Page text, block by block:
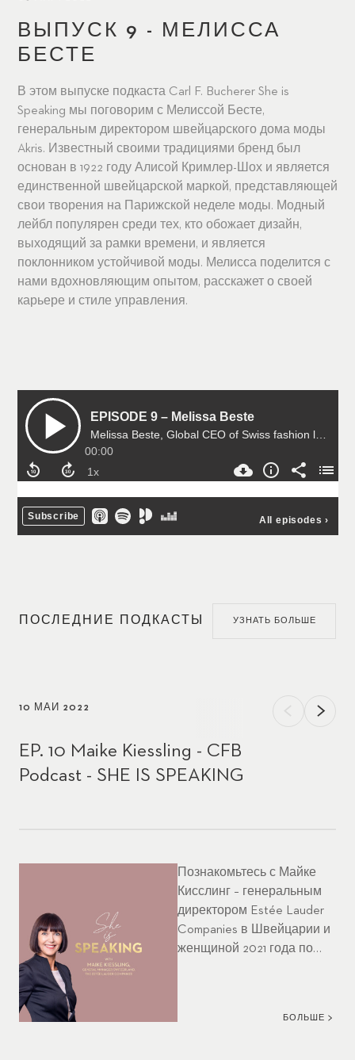
ВЫПУСК 9 - МЕЛИССА
БЕСТЕ
В этом выпуске подкаста Carl F. Bucherer She is
Speaking мы поговорим с Мелиссой Бесте,
генеральным директором швейцарского дома моды
Akris. Известный своими традициями бренд был
основан в 1922 году Алисой Кримлер-Шох и является
единственной швейцарской маркой, представляющей
свои творения на Парижской неделе моды. Модный
лейбл популярен среди тех, кто обожает дизайн,
выходящий за рамки времени, и является
поклонником устойчивой моды. Мелисса поделится с
нами вдохновляющим опытом, расскажет о своей
карьере и стиле управления.
ПОСЛЕДНИЕ ПОДКАСТЫ УЗНАТЬ БОЛЬШЕ
10 МАЙ 2022
EP. 10 Maike Kiessling - CFB
Podcast - SHE IS SPEAKING
Познакомьтесь с Майке
Кисслинг – генеральным
директором Estée Lauder
Companies в Швейцарии и
женщиной 2021 года по
SPEAKING. Она работает в
БОЛЬШЕ